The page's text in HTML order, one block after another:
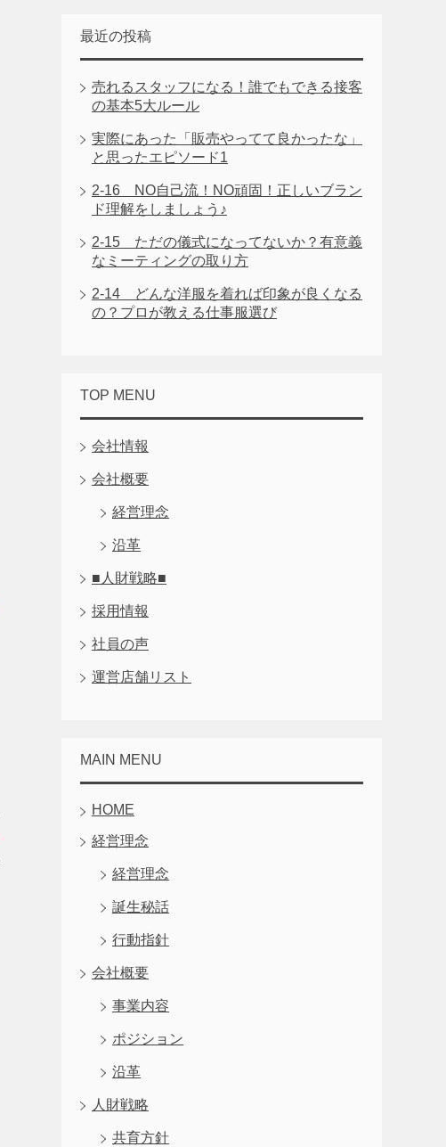
最近の投稿
売れるスタッフになる！誰でもできる接客
の基本5大ルール
実際にあった「販売やってて良かったな」
と思ったエピソード1
2-16 NO自己流！NO頑固！正しいブラン
ド理解をしましょう♪
2-15 ただの儀式になってないか？有意義
なミーティングの取り方
2-14 どんな洋服を着れば印象が良くなる
の？プロが教える仕事服選び
TOP MENU
会社情報
会社概要
経営理念
沿革
■人財戦略■
採用情報
社員の声
運営店舗リスト
MAIN MENU
HOME
経営理念
経営理念
誕生秘話
行動指針
会社概要
事業内容
ポジション
沿革
人財戦略
共育方針